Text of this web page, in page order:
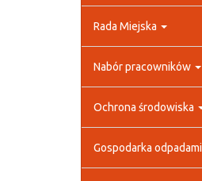
Rada Miejska
Nabór pracowników
Ochrona środowiska
Gospodarka odpadami